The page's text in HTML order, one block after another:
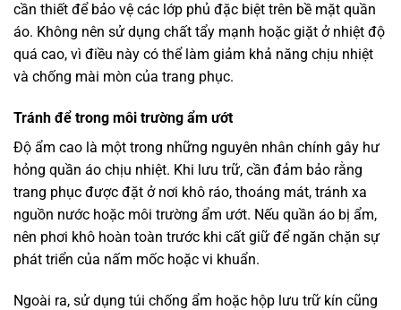
cần thiết để bảo vệ các lớp phủ đặc biệt trên bề mặt quần
áo. Không nên sử dụng chất tẩy mạnh hoặc giặt ở nhiệt độ
quá cao, vì điều này có thể làm giảm khả năng chịu nhiệt
và chống mài mòn của trang phục.
Tránh để trong môi trường ẩm ướt
Độ ẩm cao là một trong những nguyên nhân chính gây hư
hỏng quần áo chịu nhiệt. Khi lưu trữ, cần đảm bảo rằng
trang phục được đặt ở nơi khô ráo, thoáng mát, tránh xa
nguồn nước hoặc môi trường ẩm ướt. Nếu quần áo bị ẩm,
nên phơi khô hoàn toàn trước khi cất giữ để ngăn chặn sự
phát triển của nấm mốc hoặc vi khuẩn.
Ngoài ra, sử dụng túi chống ẩm hoặc hộp lưu trữ kín cũng